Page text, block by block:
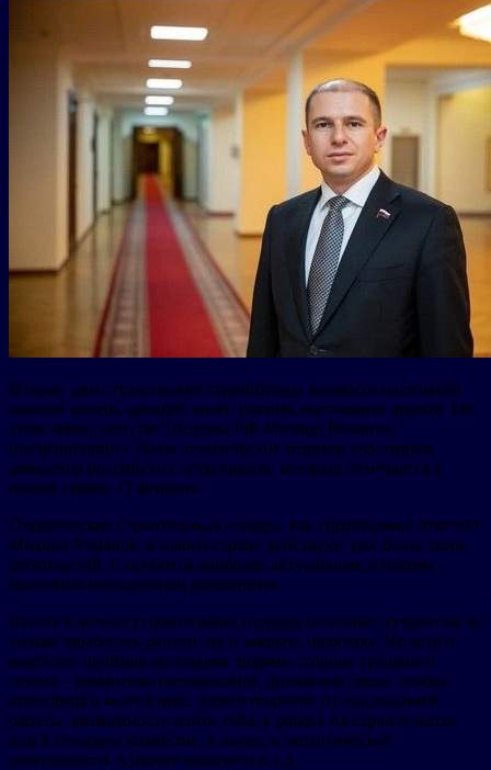
В наши дни студенческие стройотряды являются настоящей
школой жизни, дающей опыт, умения, настоящую дружбу. Об
этом заявил депутат Госдумы РФ Михаил Романов,
поздравивший с Днем студенческих отрядов участников
движения российских студотрядов, который отмечается в
нашей стране 17 февраля.
Студенческие строительные отряды, как справедливо отметил
Михаил Романов, в нашей стране действуют уже более семи
десятилетий, и остаются наиболее актуальным, а потому –
массовым молодежным движением.
Работа в летних строительных отрядах позволяет студентам не
только заработать деньги, но и закрыть практику. Но есть и
наиболее ценимая молодыми людьми сторона трудового
сезона – романтика путешествий, дружеская среда, особая
атмосфера в коллективе, удовлетворение от проделанной
работы, возможность найти себя: в работе на строительстве
или в сельском хозяйстве, в науке, в экологической
деятельности, в работе вожатого и т.д.